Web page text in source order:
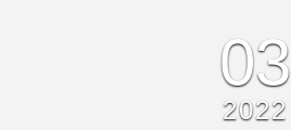
03
2022